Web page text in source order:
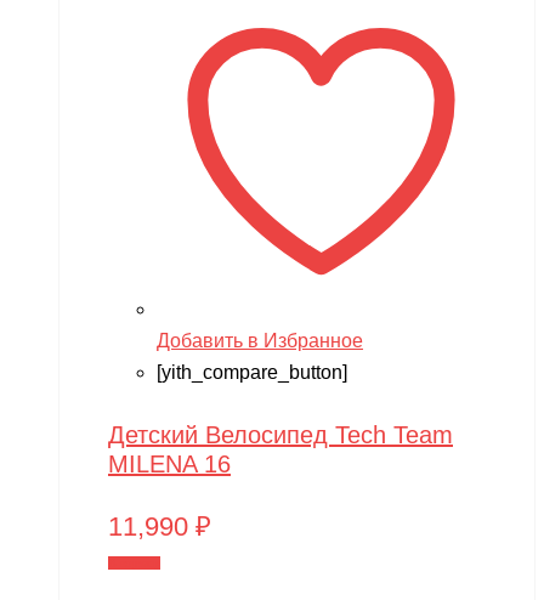
Добавить в Избранное
[yith_compare_button]
Детский Велосипед Tech Team
MILENA 16
11,990 ₽